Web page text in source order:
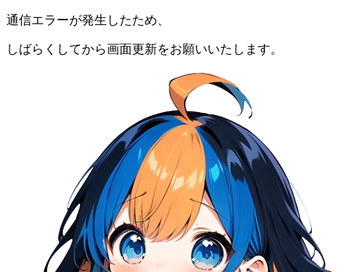
通信エラーが発生したため、
しばらくしてから画面更新をお願いいたします。